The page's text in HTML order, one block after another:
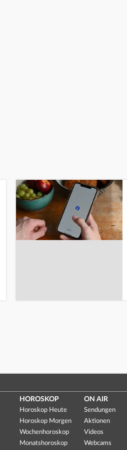
HOROSKOP
Horoskop Heute
Horoskop Morgen
Wochenhoroskop
Monatshoroskop
ON AIR
Sendungen
Aktionen
Videos
Webcams